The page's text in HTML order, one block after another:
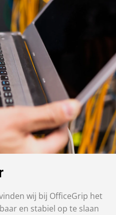
wij bij OfficeGrip het
en stabiel op te slaan